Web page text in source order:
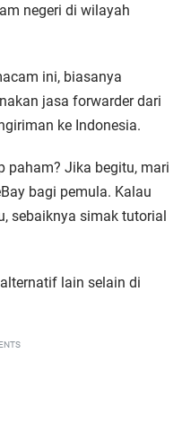
negeri di wilayah
ini, biasanya
jasa forwarder dari
ke Indonesia.
paham? Jika begitu, mari
bagi pemula. Kalau
sebaiknya simak tutorial
lain selain di